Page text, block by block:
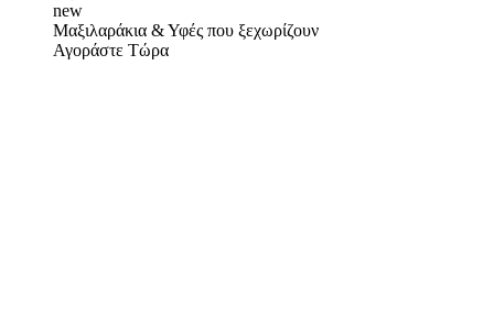
new
Μαξιλαράκια & Υφές που ξεχωρίζουν
Αγοράστε Τώρα